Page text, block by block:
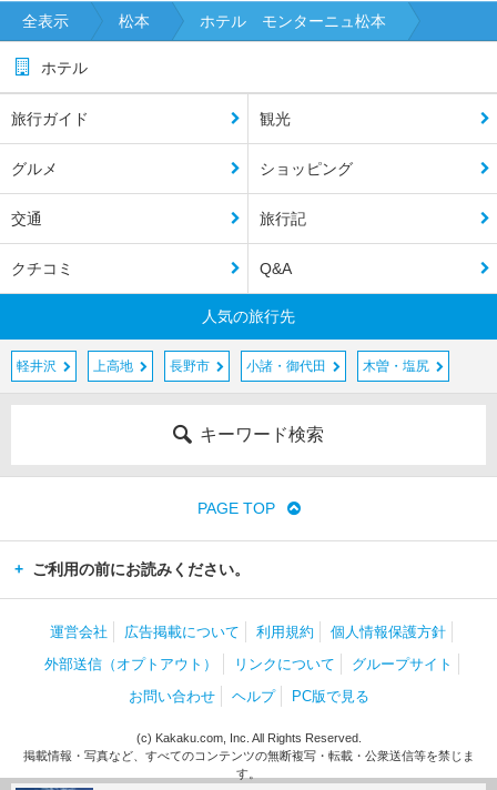
全表示 松本 ホテル モンターニュ松本
ホテル
旅行ガイド 観光
グルメ ショッピング
交通 旅行記
クチコミ Q&A
人気の旅行先
軽井沢 上高地 長野市 小諸・御代田 木曽・塩尻
キーワード検索
PAGE TOP
ご利用の前にお読みください。
運営会社 広告掲載について 利用規約
個人情報保護方針
外部送信（オプトアウト）
リンクについて
グループサイト
お問い合わせ
ヘルプ PC版で見る
(c) Kakaku.com, Inc. All Rights Reserved.
掲載情報・写真など、すべてのコンテンツの無断複写・転載・公衆送信等を禁じま
す。